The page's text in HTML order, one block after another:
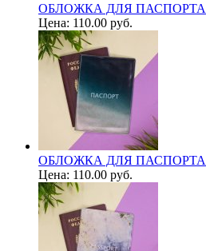
ОБЛОЖКА ДЛЯ ПАСПОРТА
Цена: 110.00 руб.
ОБЛОЖКА ДЛЯ ПАСПОРТА
Цена: 110.00 руб.